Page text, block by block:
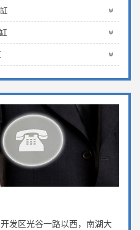
发区光谷一路以西，南湖大